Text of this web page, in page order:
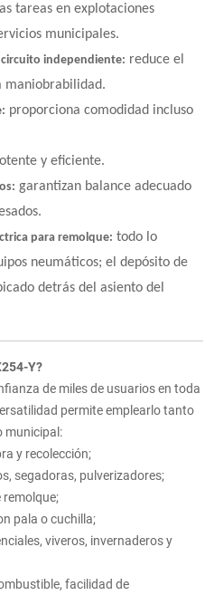
tareas en explotaciones
municipales.
independiente: reduce el
maniobrabilidad.
proporciona comodidad incluso
y eficiente.
garantizan balance adecuado
para remolque: todo lo
neumáticos; el depósito de
detrás del asiento del
Y?
de miles de usuarios en toda
permite emplearlo tanto
municipal:
y recolección;
segadoras, pulverizadores;
remolque;
pala o cuchilla;
viveros, invernaderos y
facilidad de